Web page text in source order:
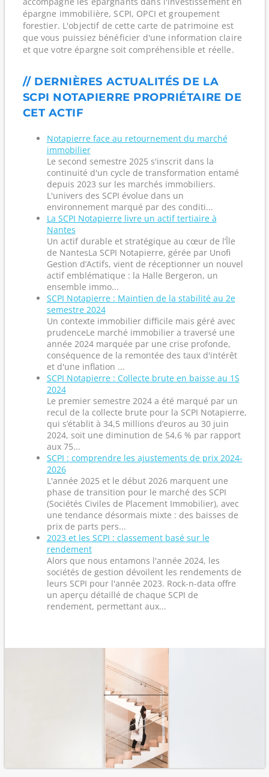
épargne immobilière, SCPI, OPCI et groupement
forestier. L'objectif de cette carte de patrimoine est
que vous puissiez bénéficier d'une information claire
et que votre épargne soit compréhensible et réelle.
// DERNIÈRES ACTUALITÉS DE LA
SCPI NOTAPIERRE PROPRIÉTAIRE DE
CET ACTIF
Notapierre face au retournement du marché
immobilier
Le second semestre 2025 s'inscrit dans la
continuité d'un cycle de transformation entamé
depuis 2023 sur les marchés immobiliers.
L'univers des SCPI évolue dans un
environnement marqué par des conditi...
La SCPI Notapierre livre un actif tertiaire à
Nantes
Un actif durable et stratégique au cœur de l’Île
de NantesLa SCPI Notapierre, gérée par Unofi
Gestion d’Actifs, vient de réceptionner un nouvel
actif emblématique : la Halle Bergeron, un
ensemble immo...
SCPI Notapierre : Maintien de la stabilité au 2e
semestre 2024
Un contexte immobilier difficile mais géré avec
prudenceLe marché immobilier a traversé une
année 2024 marquée par une crise profonde,
conséquence de la remontée des taux d'intérêt
et d'une inflation ...
SCPI Notapierre : Collecte brute en baisse au 1S
2024
Le premier semestre 2024 a été marqué par un
recul de la collecte brute pour la SCPI Notapierre,
qui s’établit à 34,5 millions d’euros au 30 juin
2024, soit une diminution de 54,6 % par rapport
aux 75...
SCPI : comprendre les ajustements de prix 2024-
2026
L'année 2025 et le début 2026 marquent une
phase de transition pour le marché des SCPI
(Sociétés Civiles de Placement Immobilier), avec
une tendance désormais mixte : des baisses de
prix de parts pers...
2023 et les SCPI : classement basé sur le
rendement
Alors que nous entamons l'année 2024, les
sociétés de gestion dévoilent les rendements de
leurs SCPI pour l'année 2023. Rock-n-data offre
un aperçu détaillé de chaque SCPI de
rendement, permettant aux...